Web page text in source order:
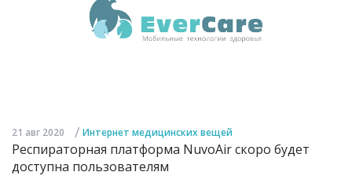
21 авг 2020 / Интернет медицинских вещей
Респираторная платформа NuvoAir скоро будет
доступна пользователям